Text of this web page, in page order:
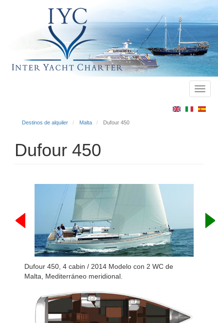
Destinos de alquiler Malta Dufour 450
Dufour 450
Dufour 450, 4 cabin / 2014 Modelo con 2 WC de
Malta, Mediterráneo meridional.